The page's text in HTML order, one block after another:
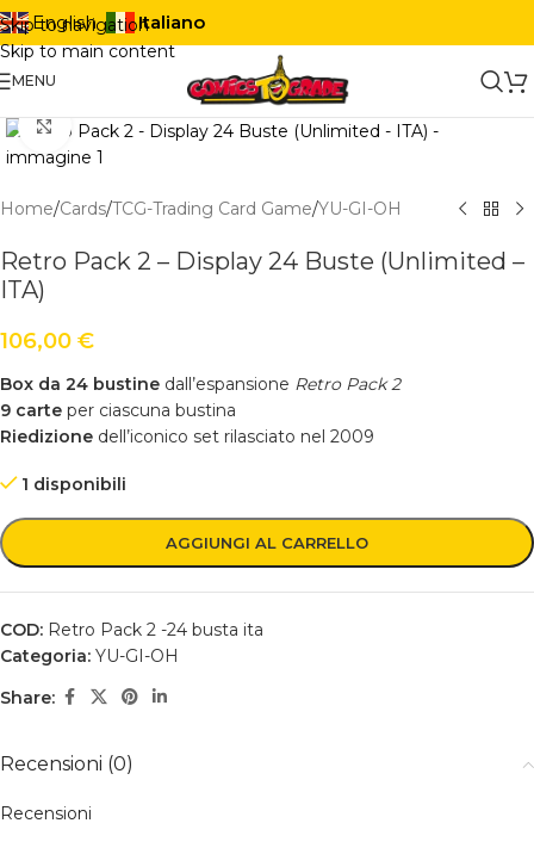
Skip to navigation
Skip to main content
English Italiano
MENU
Click to enlarge
Home/Cards/TCG-Trading Card Game/YU-GI-OH
Retro Pack 2 – Display 24 Buste (Unlimited –
ITA)
106,00 €
Box da 24 bustine dall’espansione Retro Pack 2
9 carte per ciascuna bustina
Riedizione dell’iconico set rilasciato nel 2009
1 disponibili
AGGIUNGI AL CARRELLO
COD: Retro Pack 2 -24 busta ita
Categoria: YU-GI-OH
Share:
Recensioni (0)
Recensioni